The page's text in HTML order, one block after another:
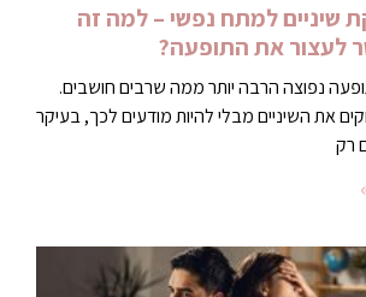
שיניים למתח נפשי – למה זה
לעצור את התופעה?
נפוצה הרבה יותר ממה שרבים חושבים.
את השיניים מבלי להיות מודעים לכך, בעיקר
רק